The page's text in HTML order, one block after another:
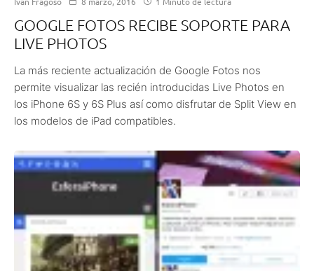
GOOGLE FOTOS RECIBE SOPORTE PARA
LIVE PHOTOS
La más reciente actualización de Google Fotos nos
permite visualizar las recién introducidas Live Photos en
los iPhone 6S y 6S Plus así como disfrutar de Split View en
los modelos de iPad compatibles.